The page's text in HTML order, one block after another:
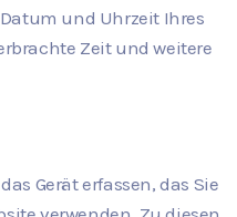
und Uhrzeit Ihres
Zeit und weitere
Gerät erfassen, das Sie